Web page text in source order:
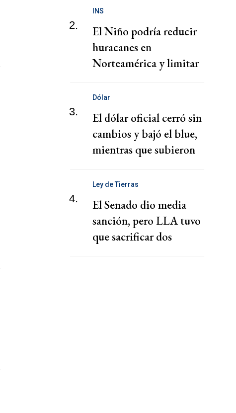
de migrantes
2.
INS
El Niño podría reducir
huracanes en
Norteamérica y limitar
Zurich
3.
Dólar
El dólar oficial cerró sin
cambios y bajó el blue,
mientras que subieron
4.
Ley de Tierras
El Senado dio media
sanción, pero LLA tuvo
que sacrificar dos